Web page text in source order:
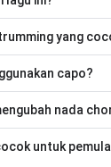
telah
chord gitar yang lebih
yang
kamu dapat menggunakan pola
capo?
mengikuti nada asli
nada
untuk menurunkan
untuk